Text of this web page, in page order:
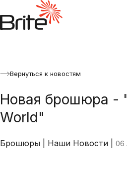
Вернуться к новостям
Новая брошюра -
World"
Брошюры Наши Новости 06